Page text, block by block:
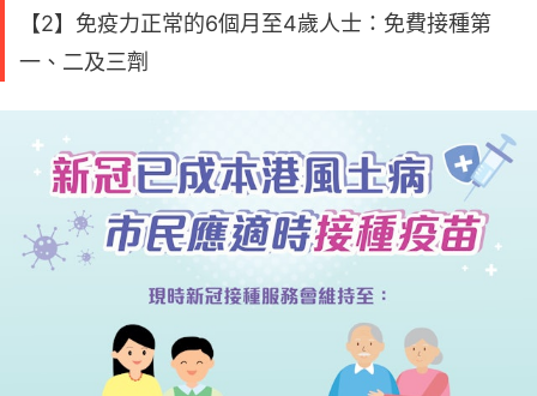
【2】免疫力正常的6個月至4歲人士：免費接種第
一、二及三劑